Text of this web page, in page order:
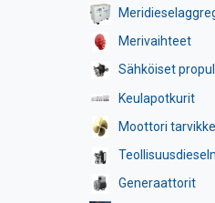
Merivaihteet
Sähköiset
Keulapotkurit
Moottori
Generaattorit